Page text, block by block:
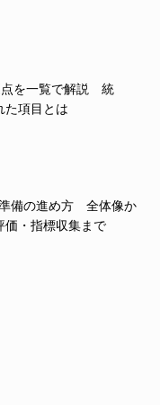
点を一覧で解説 統
た項目とは
備の進め方 全体像か
価・指標収集まで